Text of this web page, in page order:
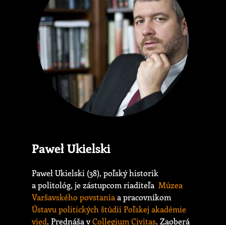
Paweł Ukielski
Paweł Ukielski (38), poľský historik
a politológ, je zástupcom riaditeľa Múzea
Varšavského povstaniaa pracovníkom
Ústavu politických štúdii Poľskej akadémie
vied. Prednáša vCollegium Civitas. Zaoberá